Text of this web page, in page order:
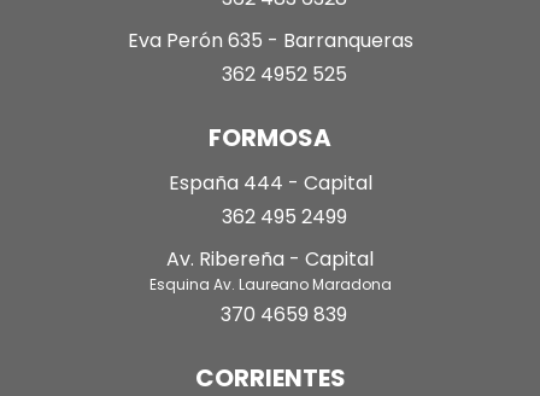
Eva Perón 635 - Barranqueras
362 4952 525
FORMOSA
España 444 - Capital
362 495 2499
Av. Ribereña - Capital
Esquina Av. Laureano Maradona
370 4659 839
CORRIENTES